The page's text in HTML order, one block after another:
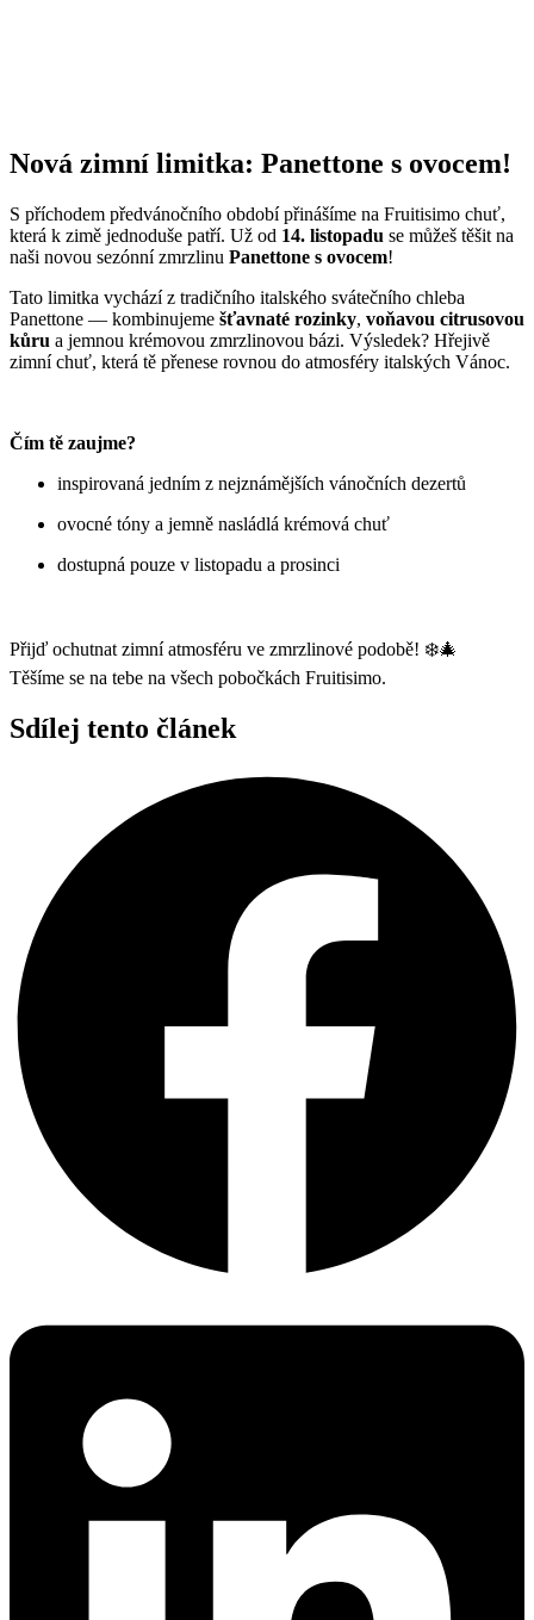
Nová zimní limitka: Panettone s ovocem!
S příchodem předvánočního období přinášíme na Fruitisimo chuť,
která k zimě jednoduše patří. Už od 14. listopadu se můžeš těšit na
naši novou sezónní zmrzlinu Panettone s ovocem!
Tato limitka vychází z tradičního italského svátečního chleba
Panettone — kombinujeme šťavnaté rozinky, voňavou citrusovou
kůru a jemnou krémovou zmrzlinovou bázi. Výsledek? Hřejivě
zimní chuť, která tě přenese rovnou do atmosféry italských Vánoc.
Čím tě zaujme?
inspirovaná jedním z nejznámějších vánočních dezertů
ovocné tóny a jemně nasládlá krémová chuť
dostupná pouze v listopadu a prosinci
Přijď ochutnat zimní atmosféru ve zmrzlinové podobě! ❄️🎄
Těšíme se na tebe na všech pobočkách Fruitisimo.
Sdílej tento článek